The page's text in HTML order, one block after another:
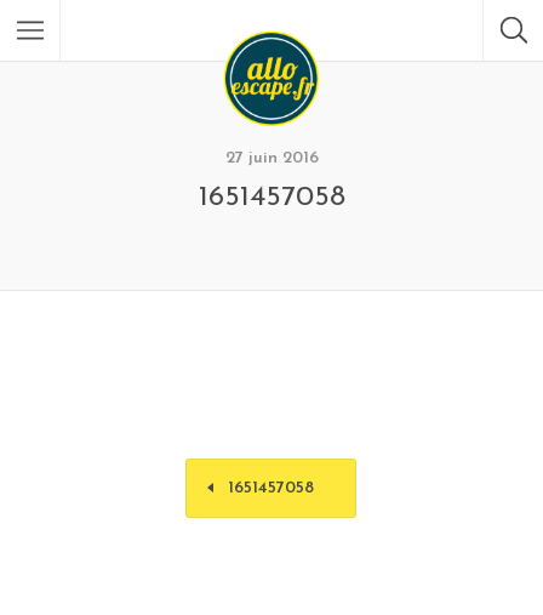
27 juin 2016
1651457058
1651457058